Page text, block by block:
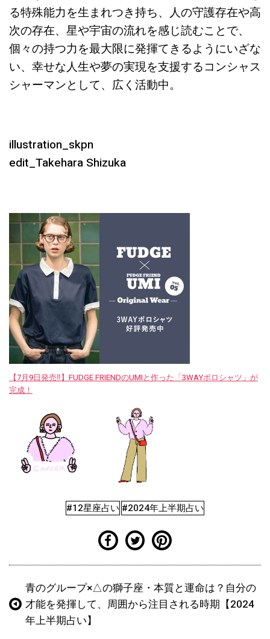
る特殊能力を生まれつき持ち、人の守護存在や高
次の存在、星や宇宙の流れを感じ読むことで、
個々の持つ力を最大限に発揮てきるようにいざな
い、幸せな人生や夢の実現を支援するコンシャス
シャーマンとして、広く活動中。
illustration_skpn
edit_Takehara Shizuka
【7月9日発売‼︎】FUDGE FRIENDのUMIと作った「3WAYポロシャツ」が
完成！
#12星座占い #2024年上半期占い
青のグループ×△の獅子座・本質と運命は？自分の
才能を発揮して、周囲から注目される時期【2024
年上半期占い】